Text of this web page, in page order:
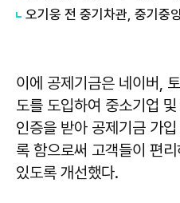
오기웅 전 중기차관, 중기중
이에 공제기금은 네이버,
도를 도입하여 중소기업
인증을 받아 공제기금 가
록 함으로써 고객들이 편
있도록 개선했다.